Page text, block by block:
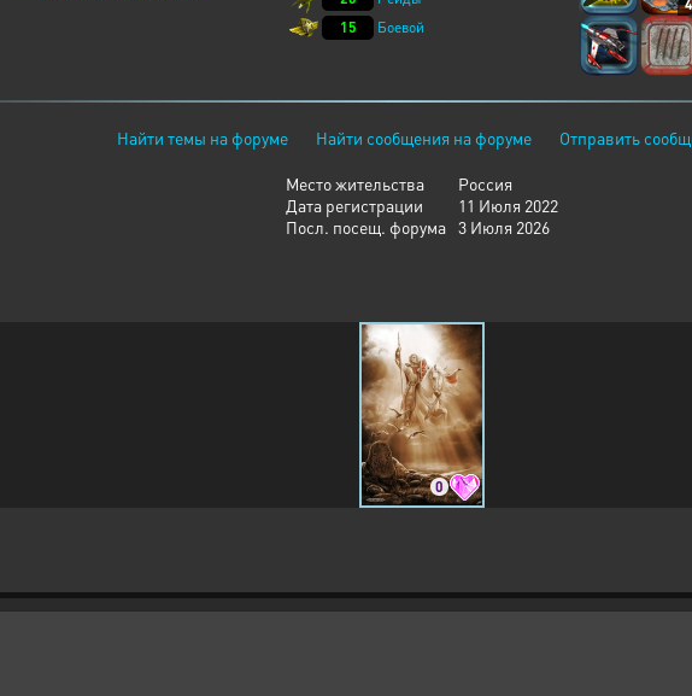
15
Боевой
4
Найти темы на форуме Найти сообщения на форуме Отправить
Место жительства
Россия
Дата регистрации
11 Июля 2022
Посл. посещ. форума 3 Июля 2026
0